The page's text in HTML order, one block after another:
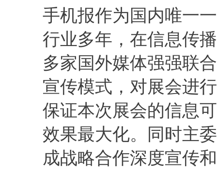
手机报作为国内唯一
行业多年，在信息传
多家国外媒体强强联
宣传模式，对展会进
保证本次展会的信息
效果最大化。同时主
成战略合作深度宣传